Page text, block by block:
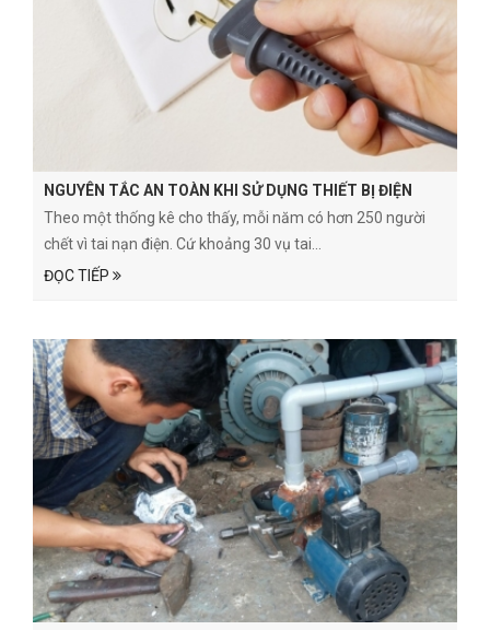
NGUYÊN TẮC AN TOÀN KHI SỬ DỤNG THIẾT BỊ ĐIỆN
Theo một thống kê cho thấy, mỗi năm có hơn 250 người
chết vì tai nạn điện. Cứ khoảng 30 vụ tai...
ĐỌC TIẾP